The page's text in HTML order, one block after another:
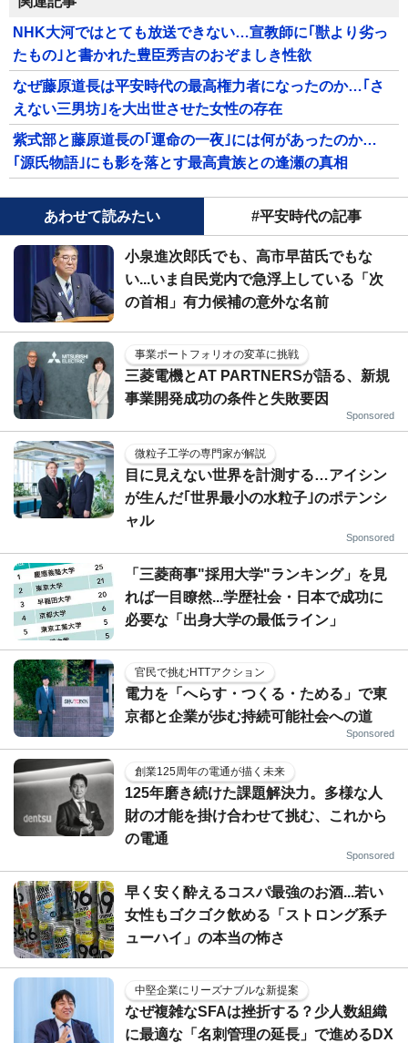
NHK大河ではとても放送できない…宣教師に｢獣より劣っ
たもの｣と書かれた豊臣秀吉のおぞましき性欲
なぜ藤原道長は平安時代の最高権力者になったのか…｢さ
えない三男坊｣を大出世させた女性の存在
紫式部と藤原道長の｢運命の一夜｣には何があったのか…
｢源氏物語｣にも影を落とす最高貴族との逢瀬の真相
あわせて読みたい #平安時代の記事
小泉進次郎氏でも、高市早苗氏でもな
い...いま自民党内で急浮上している「次
の首相」有力候補の意外な名前
事業ポートフォリオの変革に挑戦
三菱電機とAT PARTNERSが語る、新規
事業開発成功の条件と失敗要因
Sponsored
微粒子工学の専門家が解説
目に見えない世界を計測する…アイシン
が生んだ｢世界最小の水粒子｣のポテンシ
ャル
Sponsored
「三菱商事"採用大学"ランキング」を見
れば一目瞭然...学歴社会・日本で成功に
必要な「出身大学の最低ライン」
官民で挑むHTTアクション
電力を「へらす・つくる・ためる」で東
京都と企業が歩む持続可能社会への道
Sponsored
創業125周年の電通が描く未来
125年磨き続けた課題解決力。多様な人
財の才能を掛け合わせて挑む、これから
の電通
Sponsored
早く安く酔えるコスパ最強のお酒...若い
女性もゴクゴク飲める「ストロング系チ
ューハイ」の本当の怖さ
中堅企業にリーズナブルな新提案
なぜ複雑なSFAは挫折する？少人数組織
に最適な「名刺管理の延長」で進めるDX